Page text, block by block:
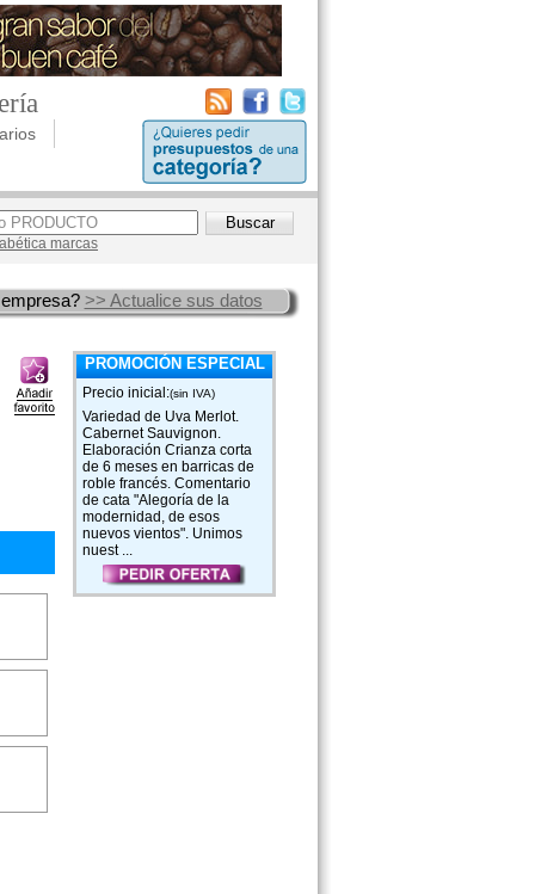
marcas
>> Actualice sus datos
PROMOCIÓN ESPECIAL
Precio inicial:(sin IVA)
Variedad de Uva Merlot.
Cabernet Sauvignon.
Elaboración Crianza corta
de 6 meses en barricas de
roble francés. Comentario
de cata "Alegoría de la
modernidad, de esos
nuevos vientos". Unimos
nuest ...